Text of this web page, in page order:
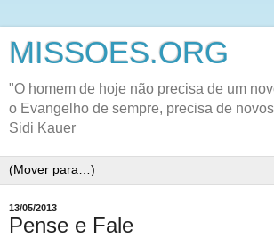
MISSOES.ORG
"O homem de hoje não precisa de um
o Evangelho de sempre, precisa de
Sidi Kauer
13/05/2013
Pense e Fale